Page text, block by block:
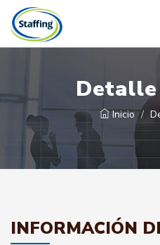
Inicio
INFORMACIÓN